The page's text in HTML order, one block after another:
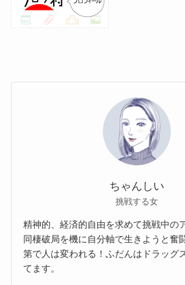
ちゃんしい
挑戦する女
精神的、経済的自由を求めて挑戦中の
同棲破局を機に自分軸で生きようと奮
第で人は変われる！ふだんはドラッグ
てます。